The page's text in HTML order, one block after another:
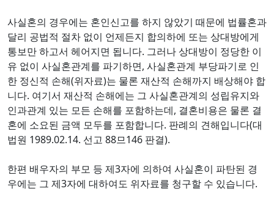
사실혼의 경우에는 혼인신고를 하지 않았기 때문에 법률혼과
달리 공법적 절차 없이 언제든지 합의하에 또는 상대방에게
통보만 하고서 헤어지면 됩니다. 그러나 상대방이 정당한 이
유 없이 사실혼관계를 파기하면, 사실혼관계 부당파기로 인
한 정신적 손해(위자료)는 물론 재산적 손해까지 배상해야 합
니다. 여기서 재산적 손해에는 그 사실혼관계의 성립유지와
인과관계 있는 모든 손해를 포함하는데, 결혼비용은 물론 결
혼에 소요된 금액 모두를 포함합니다. 판례의 견해입니다(대
법원 1989.02.14. 선고 88므146 판결).
한편 배우자의 부모 등 제3자에 의하여 사실혼이 파탄된 경
우에는 그 제3자에 대하여도 위자료를 청구할 수 있습니다.